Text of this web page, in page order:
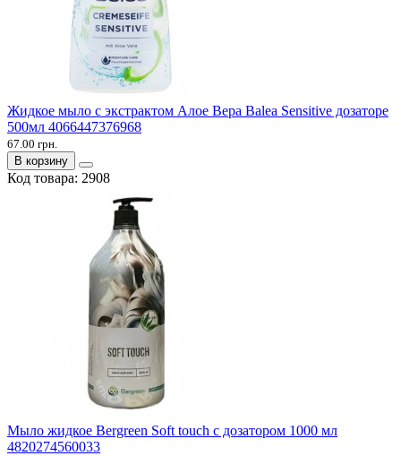
Жидкое мыло с экстрактом Алое Вера Balea Sensitive дозаторе
500мл 4066447376968
67.00 грн.
В корзину
Код товара: 2908
Мыло жидкое Bergreen Soft touch с дозатором 1000 мл
4820274560033